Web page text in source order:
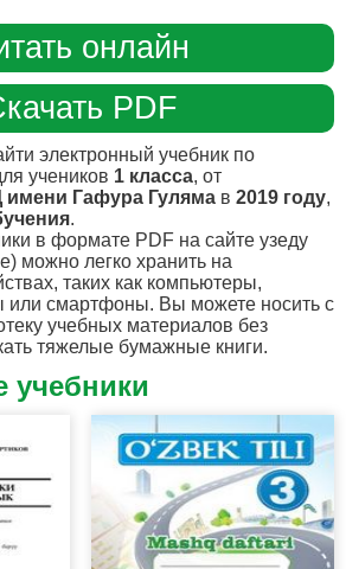
онлайн
PDF
электронный учебник по
учеников 1 класса, от
имени Гафура Гуляма в 2019 году,
.
в формате PDF на сайте узеду
можно легко хранить на
таких как компьютеры,
или смартфоны. Вы можете носить с
учебных материалов без
тяжелые бумажные книги.
учебники